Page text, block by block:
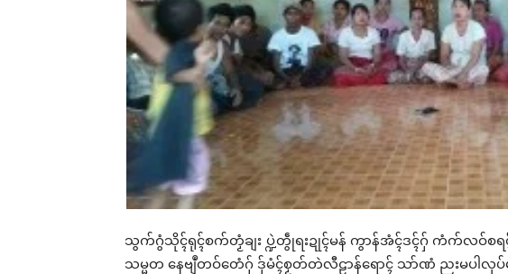
သွက်ဂွံသိုၚ်ရုၚ်စက်တၟံချး ပ္ဍဲတွဵုရးဍုၚ်မန် ကွာန်အံၚ်ဒၚ်ဂှ် ကံက်လဝ်
သမ္မတ နေဗျဳတဝ်တေံဂှ် ဒှ်မံၚ်စၟတ်တဲလီဠာန်ရောၚ် သာ်ဏံ ညးမပါလု